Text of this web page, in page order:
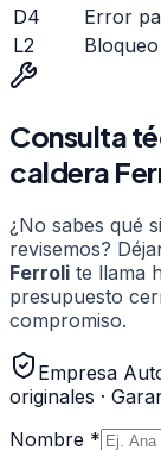
D4
Error
L2
Consulta
caldera
¿No sabes qué
revisemos?
Ferroli te llama
presupuesto
compromiso.
Empresa
originales ·
Nombre *